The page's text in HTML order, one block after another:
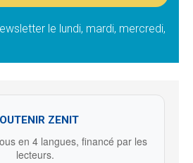
le lundi, mardi, mercredi,
ZENIT
en 4 langues, financé par les
lecteurs.